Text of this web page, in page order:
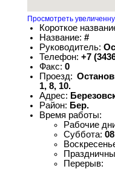
Просмотреть
Короткое
Название: #
Руководитель:
Телефон: +7
Факс: 0
Проезд:
1, 8, 10.
Адрес:
Район: Бер.
Время работы:
Рабочие
Суббота:
Перерыв: